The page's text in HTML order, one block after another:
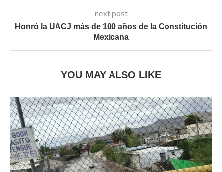
next post
Honró la UACJ más de 100 años de la Constitución
Mexicana
YOU MAY ALSO LIKE